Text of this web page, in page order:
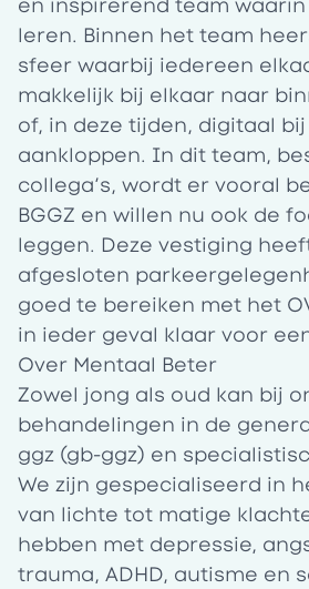
en inspirerend team
leren. Binnen het team
sfeer waarbij iedereen
makkelijk bij elkaar naar
of, in deze tijden, digitaal
aankloppen. In dit team,
collega’s, wordt er vooral
BGGZ en willen nu ook de
leggen. Deze vestiging
afgesloten
goed te bereiken met het
in ieder geval klaar voor
Over Mentaal Beter
Zowel jong als oud kan bij
behandelingen in de
ggz (gb-ggz) en
We zijn gespecialiseerd in
van lichte tot matige
hebben met depressie,
trauma, ADHD, autisme en